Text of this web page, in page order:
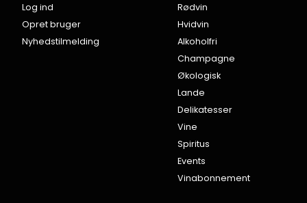
Log ind
Opret bruger
Nyhedstilmelding
Rødvin
Hvidvin
Alkoholfri
Champagne
Økologisk
Lande
Delikatesser
Vine
Spiritus
Events
Vinabonnement